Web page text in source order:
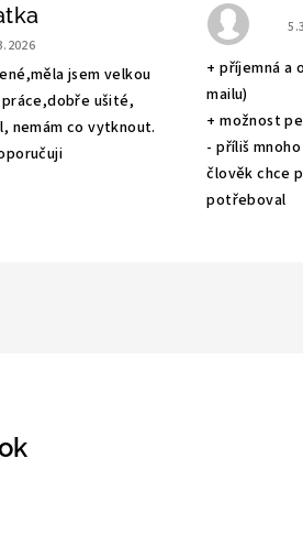
obchodu je 5 z 5 hvězdiček.
jsem velkou
ušité,
nemám co vytknout.
+ příjemná a
mailu)
+ možnost
- příliš
člověk chce
potřeboval